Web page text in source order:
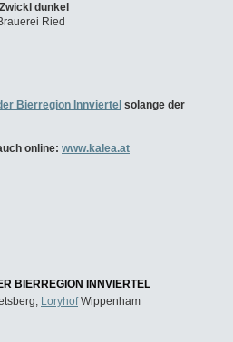
dunkel
Ried
Bierregion Innviertel solange der
online: www.kalea.at
BIERREGION INNVIERTEL
LoryhofWippenham